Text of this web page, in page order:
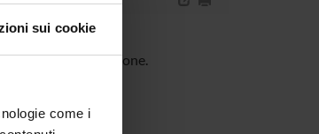
sui cookie
come i
sanitari e legislazione.